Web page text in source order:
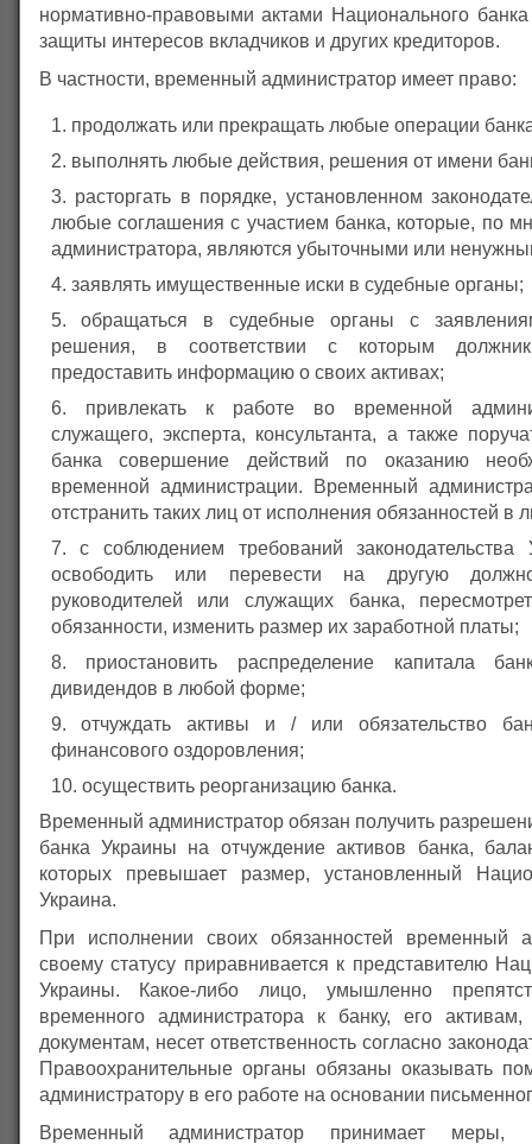
нормативно-правовыми актами Национального
защиты интересов вкладчиков и других кредиторов.
В частности, временный администратор имеет право:
продолжать или прекращать любые операции
выполнять любые действия, решения от имени
расторгать в порядке, установленном
любые соглашения с участием банка, которые, по
администратора, являются убыточными или
заявлять имущественные иски в судебные органы;
обращаться в судебные органы с
решения, в соответствии с которым
предоставить информацию о своих активах;
привлекать к работе во временной
служащего, эксперта, консультанта, а также
банка совершение действий по оказанию
временной администрации. Временный
отстранить таких лиц от исполнения обязанностей в
с соблюдением требований
освободить или перевести на другую
руководителей или служащих банка,
обязанности, изменить размер их заработной платы;
приостановить распределение капитала
дивидендов в любой форме;
отчуждать активы и / или обязательство
финансового оздоровления;
осуществить реорганизацию банка.
Временный администратор обязан получить
банка Украины на отчуждение активов банка,
которых превышает размер, установленный
Украина.
При исполнении своих обязанностей временный
своему статусу приравнивается к представителю
Украины. Какое-либо лицо, умышленно
временного администратора к банку, его активам,
документам, несет ответственность согласно
Правоохранительные органы обязаны оказывать
администратору в его работе на основании
Временный администратор принимает меры,